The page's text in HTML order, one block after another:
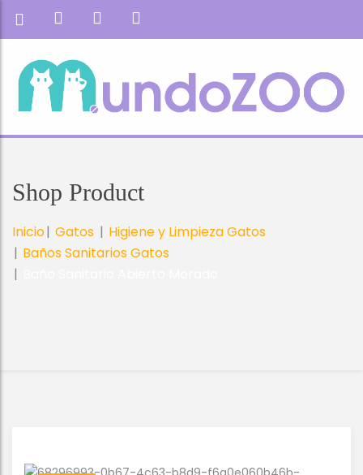
Shop Product
Inicio Gatos
Higiene y Limpieza Gatos
Baños Sanitarios Gatos